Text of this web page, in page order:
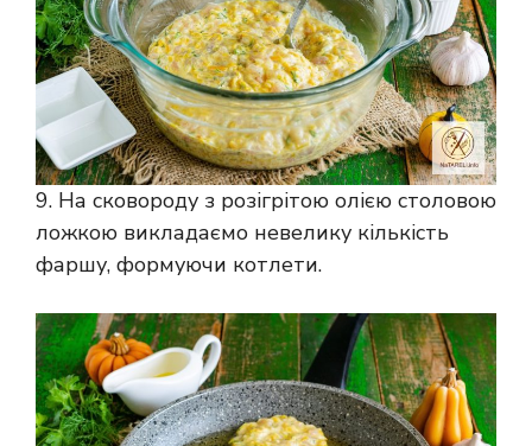
9. На сковороду з розігрітою олією столовою
ложкою викладаємо невелику кількість
фаршу, формуючи котлети.